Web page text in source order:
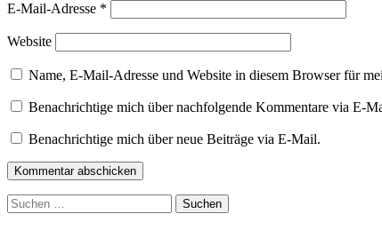
E-Mail-Adresse *
Website
Name, E-Mail-Adresse und Website in diesem Browser für
Benachrichtige mich über nachfolgende Kommentare via E-
Benachrichtige mich über neue Beiträge via E-Mail.
Kommentar abschicken
Suchen
nach: